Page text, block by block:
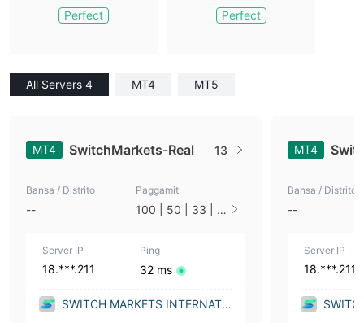
Perfect Perfect
All Servers 4 MT4 MT5
MT4 SwitchMarkets-Real 13
Bansa / Distrito
--
Paggamit
100 | 50 | 33 | 2
Server IP
18.***.211
Ping
32 ms
SWITCH MARKETS INTERNATI
MT4
Bansa / Distrito
--
Server IP
18.***.211